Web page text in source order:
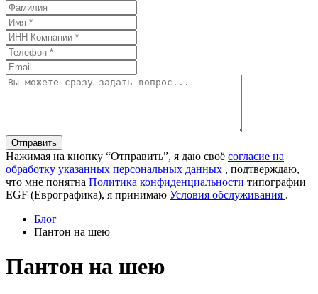
Отправить
Нажимая на кнопку “Отправить”, я даю своё согласие на
обработку указанных персональных данных , подтверждаю,
что мне понятна Политика конфиденциальности типографии
EGF (Еврографика), я принимаю Условия обслуживания .
Блог
Пантон на шею
Пантон на шею